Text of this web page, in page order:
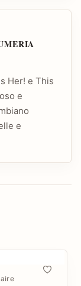
Her! e This
e
e